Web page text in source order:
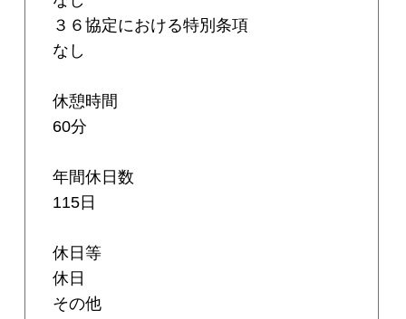
３６協定における特別条項
なし
休憩時間
60分
年間休日数
115日
休日等
休日
その他